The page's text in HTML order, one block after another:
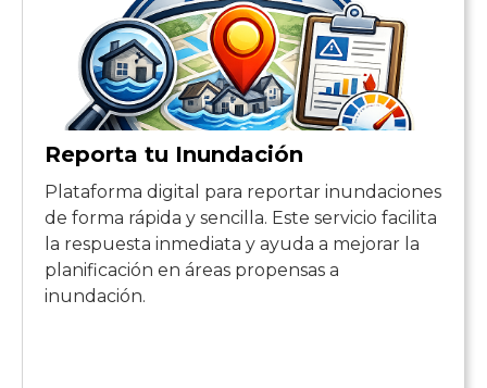
Reporta tu Inundación
Plataforma digital para reportar inundaciones
de forma rápida y sencilla. Este servicio facilita
la respuesta inmediata y ayuda a mejorar la
planificación en áreas propensas a
inundación.